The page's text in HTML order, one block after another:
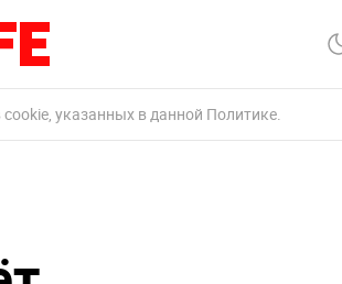
указанных в данной Политике.